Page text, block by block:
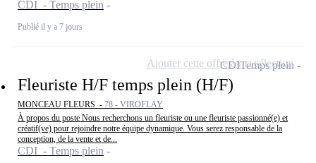
CDI - Temps plein
Publié il y a 7 jours
Fleuriste H/F temps plein (H/F)
MONCEAU FLEURS - 78 - VIROFLAY
À propos du poste Nous recherchons un fleuriste ou une fleuriste passionné(e) et
créatif(ve) pour rejoindre notre équipe dynamique. Vous serez responsable de la
conception, de la vente et de...
CDI - Temps plein
CDITemps plein
Ajouter cette offre à ma sélection